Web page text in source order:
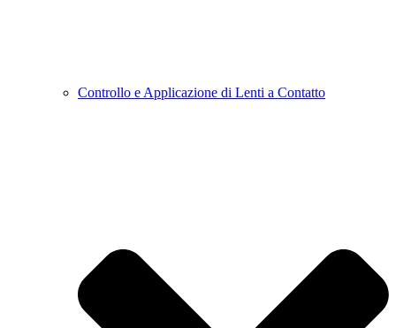
Controllo e Applicazione di Lenti a Contatto